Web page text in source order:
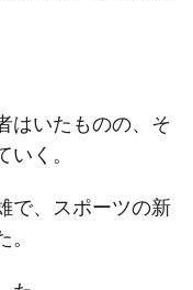
はいたものの、そ
く。
で、スポーツの新